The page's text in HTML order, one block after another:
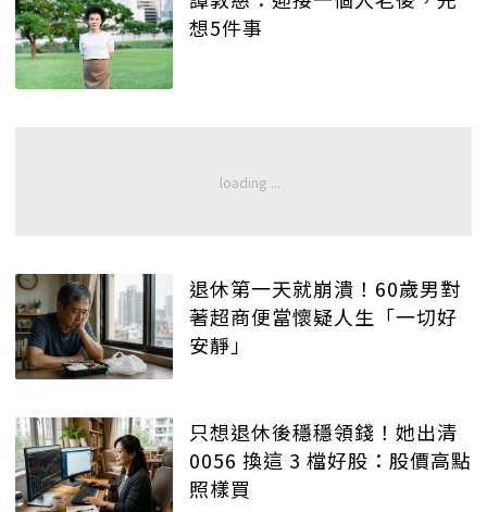
想5件事
退休第一天就崩潰！60歲男對
著超商便當懷疑人生「一切好
安靜」
只想退休後穩穩領錢！她出清
0056 換這 3 檔好股：股價高點
照樣買